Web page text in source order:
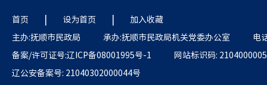
首页 | 设为首页 |
加入收藏
主办:抚顺市民政局
承办:抚顺市民政局机关党委办公室
电
备案/许可证号:辽ICP备08001995号-1
网站标识码: 2104000005
辽公安备案号: 21040302000044号